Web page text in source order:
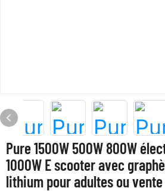
Pure 1500W 500W 800W
1000W E scooter avec
lithium pour adultes ou vente